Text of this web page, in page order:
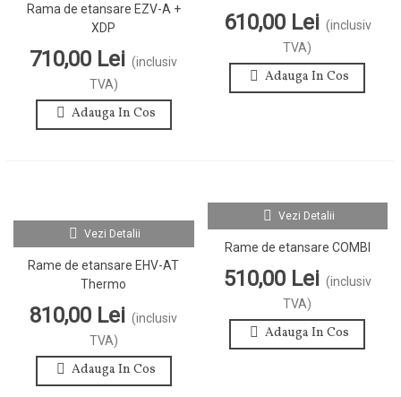
Rama de etansare EZV-A +
XDP
710,00 Lei (inclusiv
TVA)
Adauga In Cos
610,00 Lei (inclusiv
TVA)
Adauga In Cos
Vezi Detalii
Rame de etansare EHV-AT
Thermo
810,00 Lei (inclusiv
TVA)
Adauga In Cos
Vezi Detalii
Rame de etansare COMBI
510,00 Lei (inclusiv
TVA)
Adauga In Cos